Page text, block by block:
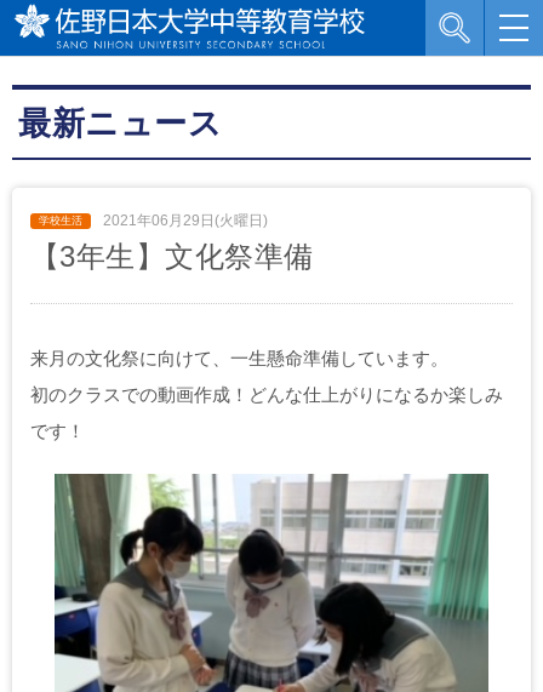
最新ニュース
2021年06月29日(火曜日)
【3年生】文化祭準備
来月の文化祭に向けて、一生懸命準備しています。
初のクラスでの動画作成！どんな仕上がりになるか楽しみ
です！